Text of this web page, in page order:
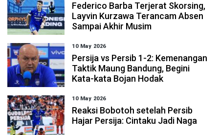
Federico Barba Terjerat Skorsing,
Layvin Kurzawa Terancam Absen
Sampai Akhir Musim
10 May 2026
Persija vs Persib 1-2: Kemenangan
Taktik Maung Bandung, Begini
Kata-kata Bojan Hodak
10 May 2026
Reaksi Bobotoh setelah Persib
Hajar Persija: Cintaku Jadi Naga